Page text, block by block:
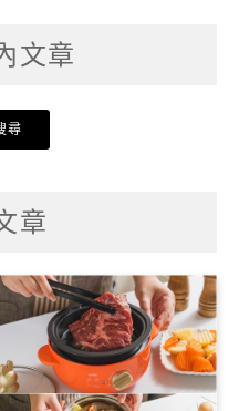
文章
章